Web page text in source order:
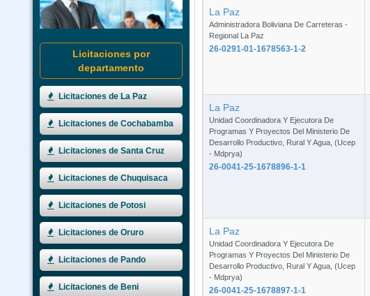
Licitaciones por
departamento
Licitaciones de La Paz
Licitaciones de Cochabamba
Licitaciones de Santa Cruz
Licitaciones de Chuquisaca
Licitaciones de Potosi
Licitaciones de Oruro
Licitaciones de Pando
Licitaciones de Beni
La Paz
Administradora Boliviana De Carreteras -
Regional La Paz
26-0291-01-1678563-1-2
La Paz
Unidad Coordinadora Y Ejecutora De
Programas Y Proyectos Del Ministerio De
Desarrollo Productivo, Rural Y Agua, (Ucep
- Mdprya)
26-0041-25-1678896-1-1
La Paz
Unidad Coordinadora Y Ejecutora De
Programas Y Proyectos Del Ministerio De
Desarrollo Productivo, Rural Y Agua, (Ucep
- Mdprya)
26-0041-25-1678897-1-1